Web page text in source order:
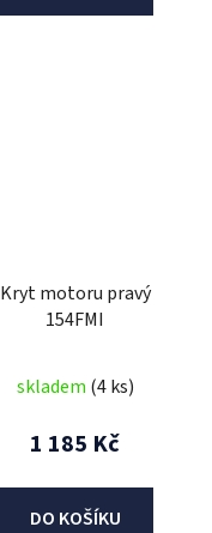
Kryt motoru pravý
154FMI
skladem (4 ks)
1 185 Kč
DO KOŠÍKU